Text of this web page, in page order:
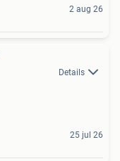
2 aug 26
Details
25 jul 26